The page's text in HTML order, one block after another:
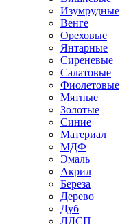
Изумрудные
Венге
Ореховые
Янтарные
Сиреневые
Салатовые
Фиолетовые
Мятные
Золотые
Синие
Материал
МДФ
Эмаль
Акрил
Береза
Дерево
Дуб
ЛДСП